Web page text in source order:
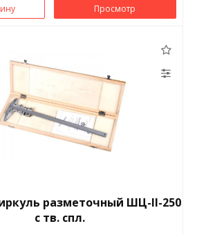
Просмотр
разметочный ШЦ-II-250
с тв. спл.